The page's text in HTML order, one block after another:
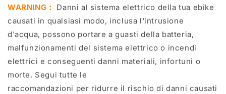
WARNING：
Danni al sistema elettrico della tua ebike
causati in qualsiasi modo, inclusa l'intrusione
d'acqua, possono portare a guasti della batteria,
malfunzionamenti del sistema elettrico o incendi
elettrici e conseguenti danni materiali, infortuni o
morte. Segui tutte le
raccomandazioni per ridurre il rischio di danni causati